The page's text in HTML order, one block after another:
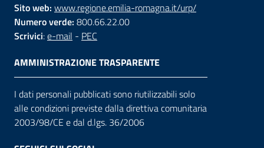
Sito web: www.regione.emilia-romagna.it/urp/
Numero verde: 800.66.22.00
Scrivici:e-mail - PEC
AMMINISTRAZIONE TRASPARENTE
I dati personali pubblicati sono riutilizzabili solo
alle condizioni previste dalla direttiva comunitaria
2003/98/CE e dal d.lgs. 36/2006